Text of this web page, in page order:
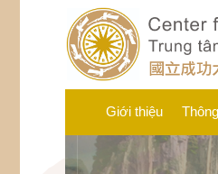
Giới thiệu